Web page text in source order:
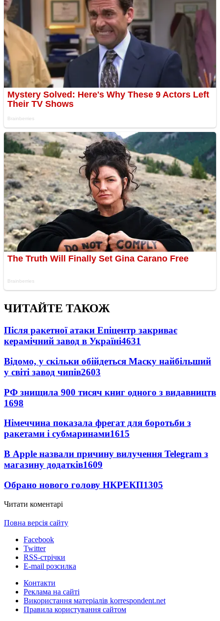
ЧИТАЙТЕ ТАКОЖ
Після ракетної атаки Епіцентр закриває
керамічний завод в Україні4631
Відомо, у скільки обійдеться Маску найбільший
у світі завод чипів2603
РФ знищила 900 тисяч книг одного з видавництв
1698
Німеччина показала фрегат для боротьби з
ракетами і субмаринами1615
В Apple назвали причину вилучення Telegram з
магазину додатків1609
Обрано нового голову НКРЕКП1305
Читати коментарі
Повна версія сайту
Facebook
Twitter
RSS-стрічки
E-mail розсилка
Контакти
Реклама на сайті
Використання матеріалів korrespondent.net
Правила користування сайтом